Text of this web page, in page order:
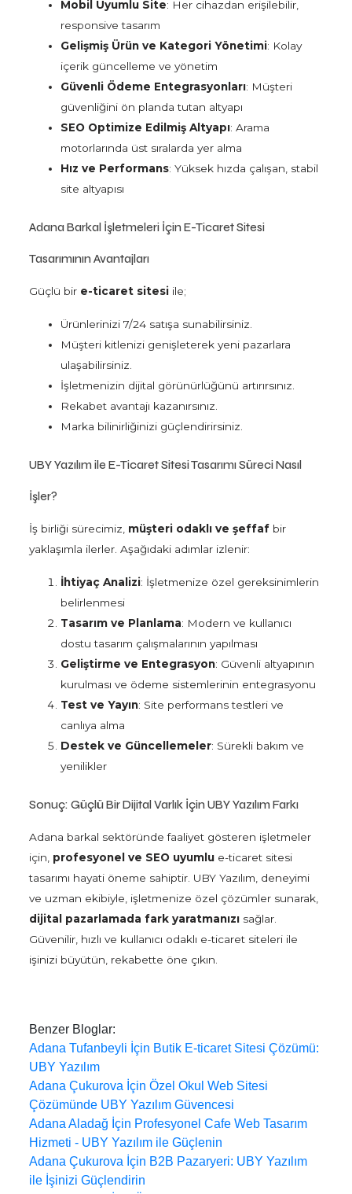
Mobil Uyumlu Site: Her cihazdan erişilebilir,
responsive tasarım
Gelişmiş Ürün ve Kategori Yönetimi: Kolay
içerik güncelleme ve yönetim
Güvenli Ödeme Entegrasyonları: Müşteri
güvenliğini ön planda tutan altyapı
SEO Optimize Edilmiş Altyapı: Arama
motorlarında üst sıralarda yer alma
Hız ve Performans: Yüksek hızda çalışan, stabil
site altyapısı
Adana Barkal İşletmeleri İçin E-Ticaret Sitesi
Tasarımının Avantajları
Güçlü bir e-ticaret sitesi ile;
Ürünlerinizi 7/24 satışa sunabilirsiniz.
Müşteri kitlenizi genişleterek yeni pazarlara
ulaşabilirsiniz.
İşletmenizin dijital görünürlüğünü artırırsınız.
Rekabet avantajı kazanırsınız.
Marka bilinirliğinizi güçlendirirsiniz.
UBY Yazılım ile E-Ticaret Sitesi Tasarımı Süreci Nasıl
İşler?
İş birliği sürecimiz, müşteri odaklı ve şeffaf bir
yaklaşımla ilerler. Aşağıdaki adımlar izlenir:
İhtiyaç Analizi: İşletmenize özel gereksinimlerin
belirlenmesi
Tasarım ve Planlama: Modern ve kullanıcı
dostu tasarım çalışmalarının yapılması
Geliştirme ve Entegrasyon: Güvenli altyapının
kurulması ve ödeme sistemlerinin entegrasyonu
Test ve Yayın: Site performans testleri ve
canlıya alma
Destek ve Güncellemeler: Sürekli bakım ve
yenilikler
Sonuç: Güçlü Bir Dijital Varlık İçin UBY Yazılım Farkı
Adana barkal sektöründe faaliyet gösteren işletmeler
için, profesyonel ve SEO uyumlu e-ticaret sitesi
tasarımı hayati öneme sahiptir. UBY Yazılım, deneyimi
ve uzman ekibiyle, işletmenize özel çözümler sunarak,
dijital pazarlamada fark yaratmanızı sağlar.
Güvenilir, hızlı ve kullanıcı odaklı e-ticaret siteleri ile
işinizi büyütün, rekabette öne çıkın.
Benzer Bloglar:
Adana Tufanbeyli İçin Butik E-ticaret Sitesi Çözümü:
UBY Yazılım
Adana Çukurova İçin Özel Okul Web Sitesi
Çözümünde UBY Yazılım Güvencesi
Adana Aladağ İçin Profesyonel Cafe Web Tasarım
Hizmeti - UBY Yazılım ile Güçlenin
Adana Çukurova İçin B2B Pazaryeri: UBY Yazılım
ile İşinizi Güçlendirin